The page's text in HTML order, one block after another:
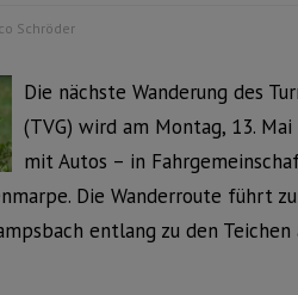
Schröder
Die nächste Wanderung des
(TVG) wird am Montag, 13.
mit Autos – in
Die Wanderroute führt
entlang zu den